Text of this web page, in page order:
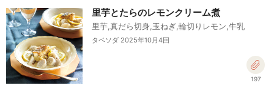
里芋とたらのレモンクリーム煮
里芋,真だら切身,玉ねぎ,輪切りレモン,牛乳
タベソダ 2025年10月4回
197